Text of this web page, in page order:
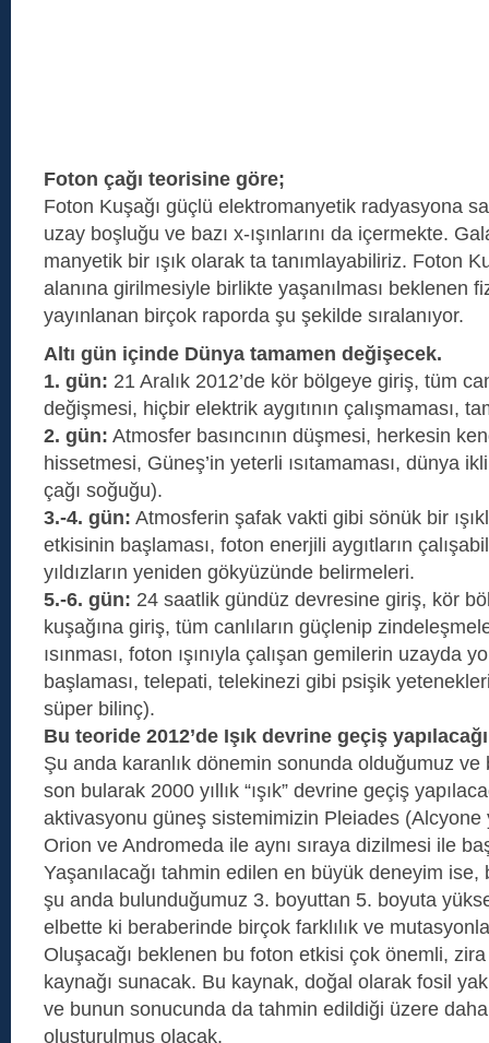
Foton çağı teorisine göre;
Foton Kuşağı güçlü elektromanyetik radyasyona
uzay boşluğu ve bazı x-ışınlarını da içermekte.
manyetik bir ışık olarak ta tanımlayabiliriz. Foton
alanına girilmesiyle birlikte yaşanılması beklenen
yayınlanan birçok raporda şu şekilde sıralanıyor.
Altı gün içinde Dünya tamamen değişecek.
1. gün: 21 Aralık 2012’de kör bölgeye giriş, tüm
değişmesi, hiçbir elektrik aygıtının çalışmaması,
2. gün: Atmosfer basıncının düşmesi, herkesin
hissetmesi, Güneş’in yeterli ısıtamaması, dünya
çağı soğuğu).
3.-4. gün: Atmosferin şafak vakti gibi sönük bir
etkisinin başlaması, foton enerjili aygıtların
yıldızların yeniden gökyüzünde belirmeleri.
5.-6. gün: 24 saatlik gündüz devresine giriş, kör
kuşağına giriş, tüm canlıların güçlenip
ısınması, foton ışınıyla çalışan gemilerin uzayda
başlaması, telepati, telekinezi gibi psişik
süper bilinç).
Bu teoride 2012’de Işık devrine geçiş
Şu anda karanlık dönemin sonunda olduğumuz ve
son bularak 2000 yıllık “ışık” devrine geçiş
aktivasyonu güneş sistemimizin Pleiades (Alcyone
Orion ve Andromeda ile aynı sıraya dizilmesi ile
Yaşanılacağı tahmin edilen en büyük deneyim
şu anda bulunduğumuz 3. boyuttan 5. boyuta
elbette ki beraberinde birçok farklılık ve
Oluşacağı beklenen bu foton etkisi çok önemli,
kaynağı sunacak. Bu kaynak, doğal olarak fosil
ve bunun sonucunda da tahmin edildiği üzere
oluşturulmuş olacak.